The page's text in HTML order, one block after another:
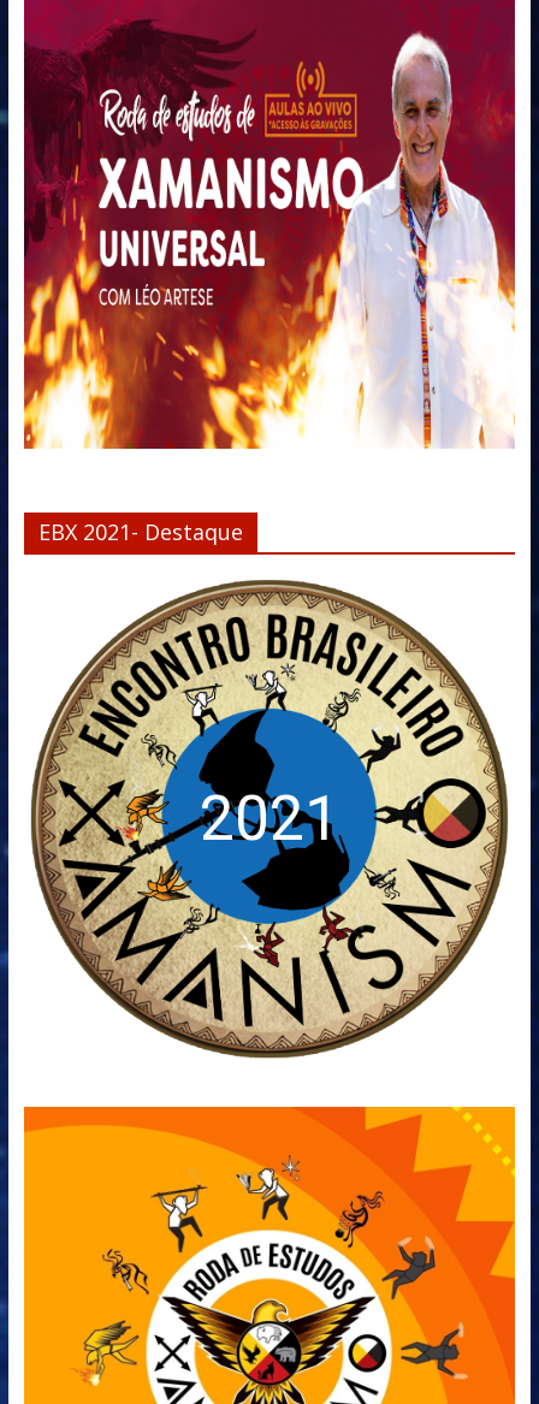
EBX 2021- Destaque
2021